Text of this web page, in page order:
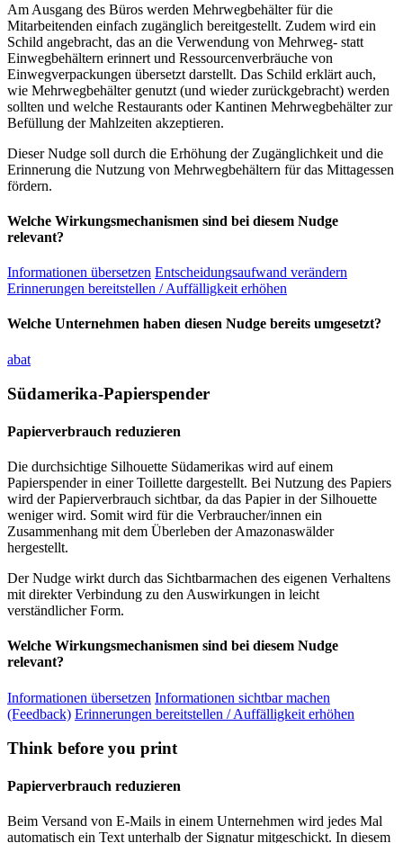
Am Ausgang des Büros werden Mehrwegbehälter für die
Mitarbeitenden einfach zugänglich bereitgestellt. Zudem wird ein
Schild angebracht, das an die Verwendung von Mehrweg- statt
Einwegbehältern erinnert und Ressourcenverbräuche von
Einwegverpackungen übersetzt darstellt. Das Schild erklärt auch,
wie Mehrwegbehälter genutzt (und wieder zurückgebracht) werden
sollten und welche Restaurants oder Kantinen Mehrwegbehälter zur
Befüllung der Mahlzeiten akzeptieren.
Dieser Nudge soll durch die Erhöhung der Zugänglichkeit und die
Erinnerung die Nutzung von Mehrwegbehältern für das Mittagessen
fördern.
Welche Wirkungsmechanismen sind bei diesem Nudge
relevant?
Informationen übersetzen Entscheidungsaufwand verändern
Erinnerungen bereitstellen / Auffälligkeit erhöhen
Welche Unternehmen haben diesen Nudge bereits umgesetzt?
abat
Südamerika-Papierspender
Papierverbrauch reduzieren
Die durchsichtige Silhouette Südamerikas wird auf einem
Papierspender in einer Toillette dargestellt. Bei Nutzung des Papiers
wird der Papierverbrauch sichtbar, da das Papier in der Silhouette
weniger wird. Somit wird für die Verbraucher/innen ein
Zusammenhang mit dem Überleben der Amazonaswälder
hergestellt.
Der Nudge wirkt durch das Sichtbarmachen des eigenen Verhaltens
mit direkter Verbindung zu den Auswirkungen in leicht
verständlicher Form.
Welche Wirkungsmechanismen sind bei diesem Nudge
relevant?
Informationen übersetzen Informationen sichtbar machen
(Feedback) Erinnerungen bereitstellen / Auffälligkeit erhöhen
Think before you print
Papierverbrauch reduzieren
Beim Versand von E-Mails in einem Unternehmen wird jedes Mal
automatisch ein Text unterhalb der Signatur mitgeschickt. In diesem